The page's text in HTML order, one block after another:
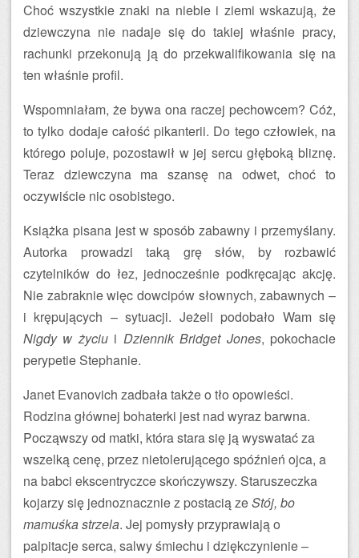
Choć wszystkie znaki na niebie i ziemi wskazują, że
dziewczyna nie nadaje się do takiej właśnie pracy,
rachunki przekonują ją do przekwalifikowania się na
ten właśnie profil.
Wspomniałam, że bywa ona raczej pechowcem? Cóż,
to tylko dodaje całość pikanterii. Do tego człowiek, na
którego poluje, pozostawił w jej sercu głęboką bliznę.
Teraz dziewczyna ma szansę na odwet, choć to
oczywiście nic osobistego.
Książka pisana jest w sposób zabawny i przemyślany.
Autorka prowadzi taką grę słów, by rozbawić
czytelników do łez, jednocześnie podkręcając akcję.
Nie zabraknie więc dowcipów słownych, zabawnych –
i krępujących – sytuacji. Jeżeli podobało Wam się
Nigdy w życiu i Dziennik Bridget Jones, pokochacie
perypetie Stephanie.
Janet Evanovich zadbała także o tło opowieści.
Rodzina głównej bohaterki jest nad wyraz barwna.
Począwszy od matki, która stara się ją wyswatać za
wszelką cenę, przez nietolerującego spóźnień ojca, a
na babci ekscentryczce skończywszy. Staruszeczka
kojarzy się jednoznacznie z postacią zeStój, bo
mamuśka strzela. Jej pomysły przyprawiają o
palpitacje serca, salwy śmiechu i dziękczynienie –